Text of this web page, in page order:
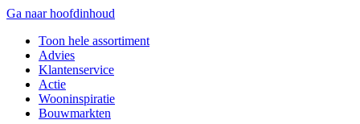
Ga naar hoofdinhoud
Toon hele assortiment
Advies
Klantenservice
Actie
Wooninspiratie
Bouwmarkten